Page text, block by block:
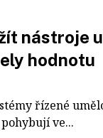
nástroje
hodnotu
řízené
ve...